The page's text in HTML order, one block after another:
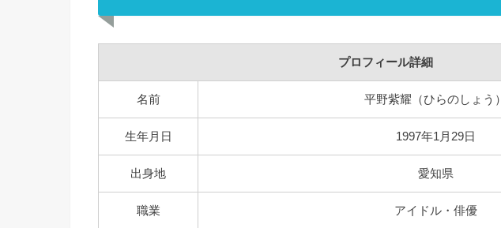
プロフィール詳細
名前 平野紫耀（ひらのしょう）
生年月日 1997年1月29日
出身地 愛知県
職業 アイドル・俳優